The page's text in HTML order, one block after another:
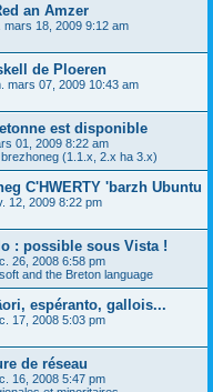
an Amzer
mars 18, 2009 9:12 am
de Ploeren
mars 07, 2009 10:43 am
est disponible
01, 2009 8:22 am
(1.1.x, 2.x ha 3.x)
C'HWERTY 'barzh Ubuntu
12, 2009 8:22 pm
: possible sous Vista !
26, 2008 6:58 pm
and the Breton language
espéranto, gallois...
17, 2008 5:03 pm
de réseau
16, 2008 5:47 pm